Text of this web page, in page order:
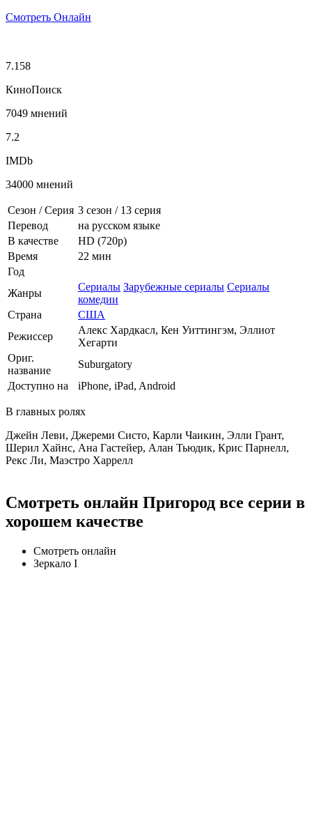
Смотреть Онлайн
7.158
КиноПоиск
7049 мнений
7.2
IMDb
34000 мнений
Сезон / Серия 3 сезон / 13 серия
Перевод
на русском языке
В качестве
HD (720p)
Время
22 мин
Год
Жанры
Сериалы Зарубежные сериалы Сериалы
комедии
Страна
США
Режиссер
Алекс Хардкасл, Кен Уиттингэм, Эллиот
Хегарти
Ориг.
название
Suburgatory
Доступно на
iPhone, iPad, Android
В главных ролях
Джейн Леви, Джереми Систо, Карли Чаикин, Элли Грант,
Шерил Хайнс, Ана Гастейер, Алан Тьюдик, Крис Парнелл,
Рекс Ли, Маэстро Харрелл
Смотреть онлайн Пригород все серии в
хорошем качестве
Смотреть онлайн
Зеркало I